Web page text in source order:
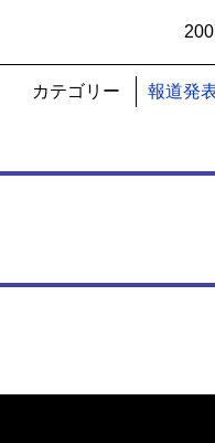
カテゴリー 報道発